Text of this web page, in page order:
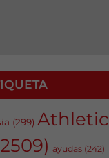
(299) Athletic
ayudas (242)